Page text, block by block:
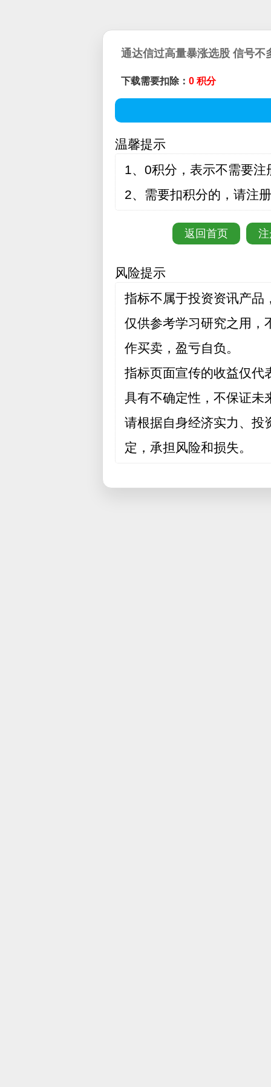
通达信过高量暴涨选股 信号不
下载需要扣除： 0 积分
温馨提示
1、0积分，表示不需要注
2、需要扣积分的，请注
返回首页
风险提示
指标不属于投资资讯产品
仅供参考学习研究之用，
作买卖，盈亏自负。
指标页面宣传的收益仅代
具有不确定性，不保证未
请根据自身经济实力、投
定，承担风险和损失。